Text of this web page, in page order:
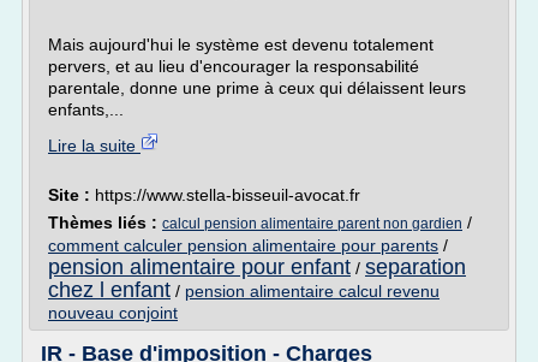
Mais aujourd'hui le système est devenu totalement
pervers, et au lieu d'encourager la responsabilité
parentale, donne une prime à ceux qui délaissent leurs
enfants,...
Lire la suite
Site : https://www.stella-bisseuil-avocat.fr
Thèmes liés : calcul pension alimentaire parent non gardien /
comment calculer pension alimentaire pour parents /
pension alimentaire pour enfant / separation
chez l enfant / pension alimentaire calcul revenu
nouveau conjoint
IR - Base d'imposition - Charges